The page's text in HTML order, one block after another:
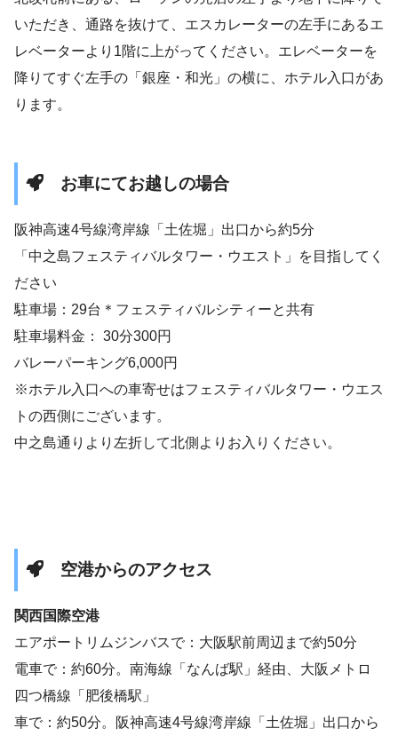
いただき、通路を抜けて、エスカレーターの左手にあるエ
レベーターより1階に上がってください。エレベーターを
降りてすぐ左手の「銀座・和光」の横に、ホテル入口があ
ります。
お車にてお越しの場合
阪神高速4号線湾岸線「土佐堀」出口から約5分
「中之島フェスティバルタワー・ウエスト」を目指してく
ださい
駐車場：29台＊フェスティバルシティーと共有
駐車場料金： 30分300円
バレーパーキング6,000円
※ホテル入口への車寄せはフェスティバルタワー・ウエス
トの西側にございます。
中之島通りより左折して北側よりお入りください。
空港からのアクセス
関西国際空港
エアポートリムジンバスで：大阪駅前周辺まで約50分
電車で：約60分。南海線「なんば駅」経由、大阪メトロ
四つ橋線「肥後橋駅」
車で：約50分。阪神高速4号線湾岸線「土佐堀」出口から